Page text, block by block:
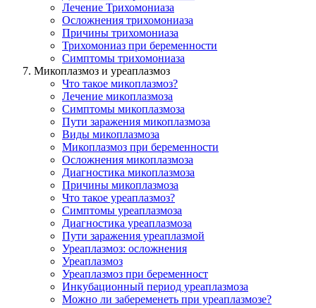
Лечение Трихомониаза
Осложнения трихомониаза
Причины трихомониаза
Трихомониаз при беременности
Симптомы трихомониаза
Микоплазмоз и уреаплазмоз
Что такое микоплазмоз?
Лечение микоплазмозa
Симптомы микоплазмозa
Пути заражения микоплазмозa
Виды микоплазмоза
Микоплазмоз при беременности
Осложнения микоплазмоза
Диагностика микоплазмоза
Причины микоплазмоза
Что такое уреаплазмоз?
Симптомы уреаплазмоза
Диагностика уреаплазмоза
Пути заражения уреаплазмой
Уреаплазмоз: осложнения
Уреаплазмоз
Уреаплазмоз при беременност
Инкубационный период уреаплазмоза
Можно ли забеременеть при уреаплазмозе?